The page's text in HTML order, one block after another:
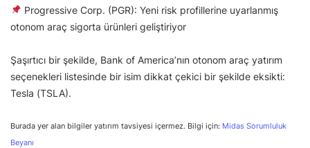
Progressive Corp. (PGR): Yeni risk profillerine uyarlanmış
otonom araç sigorta ürünleri geliştiriyor
Şaşırtıcı bir şekilde, Bank of America’nın otonom araç yatırım
seçenekleri listesinde bir isim dikkat çekici bir şekilde eksikti:
Tesla (TSLA).
Burada yer alan bilgiler yatırım tavsiyesi içermez. Bilgi için: Midas Sorumluluk
Beyanı